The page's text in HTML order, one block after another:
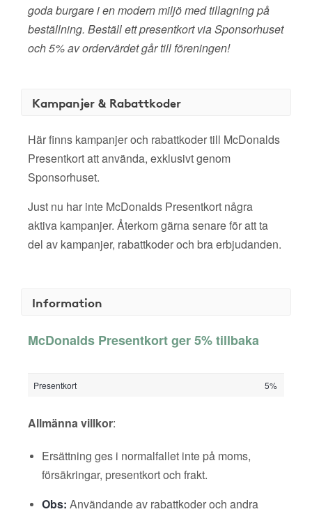
goda burgare i en modern miljö med tillagning på
beställning. Beställ ett presentkort via Sponsorhuset
och 5% av ordervärdet går till föreningen!
Kampanjer & Rabattkoder
Här finns kampanjer och rabattkoder till McDonalds
Presentkort att använda, exklusivt genom
Sponsorhuset.
Just nu har inte McDonalds Presentkort några
aktiva kampanjer. Återkom gärna senare för att ta
del av kampanjer, rabattkoder och bra erbjudanden.
Information
McDonalds Presentkort ger 5% tillbaka
Presentkort 5%
Allmänna villkor:
Ersättning ges i normalfallet inte på moms,
försäkringar, presentkort och frakt.
Obs: Användande av rabattkoder och andra